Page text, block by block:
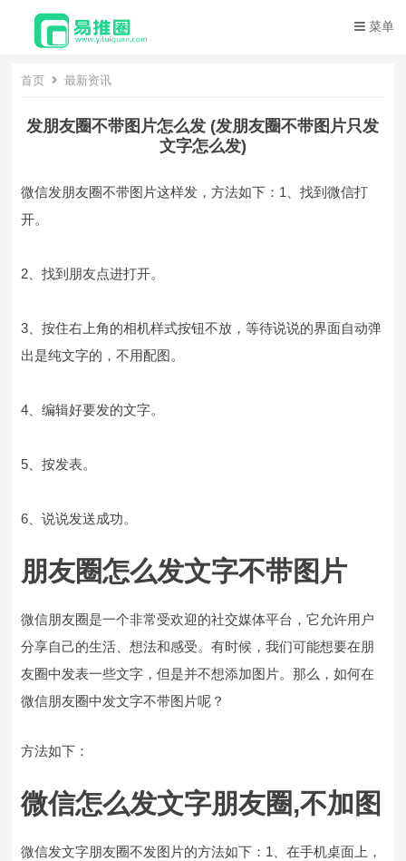
菜单
首页 最新资讯
发朋友圈不带图片怎么发 (发朋友圈不带图片只发
文字怎么发)
微信发朋友圈不带图片这样发，方法如下：1、找到微信打
开。
2、找到朋友点进打开。
3、按住右上角的相机样式按钮不放，等待说说的界面自动弹
出是纯文字的，不用配图。
4、编辑好要发的文字。
5、按发表。
6、说说发送成功。
朋友圈怎么发文字不带图片
微信朋友圈是一个非常受欢迎的社交媒体平台，它允许用户
分享自己的生活、想法和感受。有时候，我们可能想要在朋
友圈中发表一些文字，但是并不想添加图片。那么，如何在
微信朋友圈中发文字不带图片呢？
方法如下：
微信怎么发文字朋友圈,不加图
微信发文字朋友圈不发图片的方法如下：1、在手机桌面上，